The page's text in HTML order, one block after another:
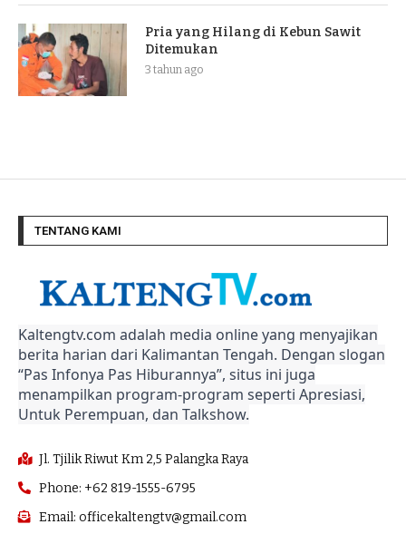
Pria yang Hilang di Kebun Sawit
Ditemukan
3 tahun ago
TENTANG KAMI
Kaltengtv.com adalah media online yang menyajikan
berita harian dari Kalimantan Tengah. Dengan slogan
“Pas Infonya Pas Hiburannya”, situs ini juga
menampilkan program-program seperti Apresiasi,
Untuk Perempuan, dan Talkshow.
Jl. Tjilik Riwut Km 2,5 Palangka Raya
Phone: +62 819-1555-6795
Email: officekaltengtv@gmail.com